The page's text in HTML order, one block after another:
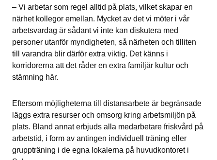
– Vi arbetar som regel alltid på plats, vilket skapar en
närhet kollegor emellan. Mycket av det vi möter i vår
arbetsvardag är sådant vi inte kan diskutera med
personer utanför myndigheten, så närheten och tilliten
till varandra blir därför extra viktig. Det känns i
korridorerna att det råder en extra familjär kultur och
stämning här.
Eftersom möjligheterna till distansarbete är begränsade
läggs extra resurser och omsorg kring arbetsmiljön på
plats. Bland annat erbjuds alla medarbetare friskvård på
arbetstid, i form av antingen individuell träning eller
gruppträning i de egna lokalerna på huvudkontoret i